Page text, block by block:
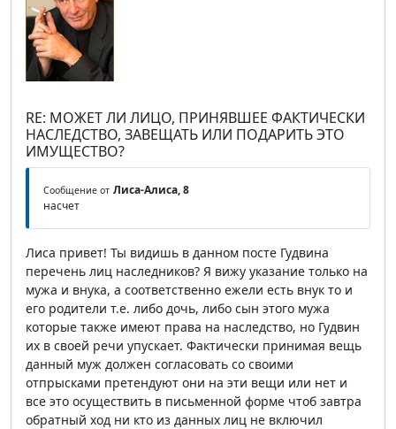
RE: МОЖЕТ ЛИ ЛИЦО, ПРИНЯВШЕЕ ФАКТИЧЕСКИ
НАСЛЕДСТВО, ЗАВЕЩАТЬ ИЛИ ПОДАРИТЬ ЭТО
ИМУЩЕСТВО?
Сообщение от Лиса-Алиса, 8
насчет
Лиса привет! Ты видишь в данном посте Гудвина
перечень лиц наследников? Я вижу указание только на
мужа и внука, а соответственно ежели есть внук то и
его родители т.е. либо дочь, либо сын этого мужа
которые также имеют права на наследство, но Гудвин
их в своей речи упускает. Фактически принимая вещь
данный муж должен согласовать со своими
отпрысками претендуют они на эти вещи или нет и
все это осуществить в письменной форме чтоб завтра
обратный ход ни кто из данных лиц не включил